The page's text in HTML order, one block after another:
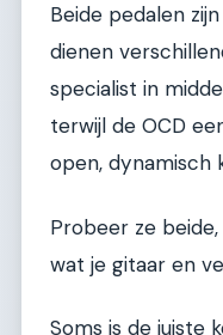
Beide pedalen
dienen
specialist in
terwijl de OCD
open, dynamisch
Probeer ze
wat je gitaar en
Soms is de juiste